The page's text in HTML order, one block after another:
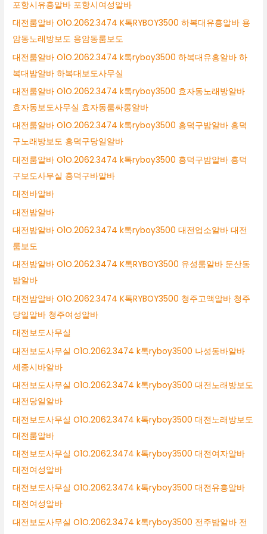
포항시유흥알바 포항시여성알바
대전룸알바 O1O.2062.3474 K톡RYBOY3500 하복대유흥알바 용
암동노래방보도 용암동룸보도
대전룸알바 O1O.2062.3474 k톡ryboy3500 하복대유흥알바 하
복대밤알바 하복대보도사무실
대전룸알바 O1O.2062.3474 k톡ryboy3500 효자동노래방알바
효자동보도사무실 효자동룸싸롱알바
대전룸알바 O1O.2062.3474 k톡ryboy3500 흥덕구밤알바 흥덕
구노래방보도 흥덕구당일알바
대전룸알바 O1O.2062.3474 k톡ryboy3500 흥덕구밤알바 흥덕
구보도사무실 흥덕구바알바
대전바알바
대전밤알바
대전밤알바 O1O.2062.3474 k톡ryboy3500 대전업소알바 대전
룸보도
대전밤알바 O1O.2062.3474 K톡RYBOY3500 유성룸알바 둔산동
밤알바
대전밤알바 O1O.2062.3474 K톡RYBOY3500 청주고액알바 청주
당일알바 청주여성알바
대전보도사무실
대전보도사무실 O1O.2062.3474 k톡ryboy3500 나성동바알바
세종시바알바
대전보도사무실 O1O.2062.3474 k톡ryboy3500 대전노래방보도
대전당일알바
대전보도사무실 O1O.2062.3474 k톡ryboy3500 대전노래방보도
대전룸알바
대전보도사무실 O1O.2062.3474 k톡ryboy3500 대전여자알바
대전여성알바
대전보도사무실 O1O.2062.3474 k톡ryboy3500 대전유흥알바
대전여성알바
대전보도사무실 O1O.2062.3474 k톡ryboy3500 전주밤알바 전